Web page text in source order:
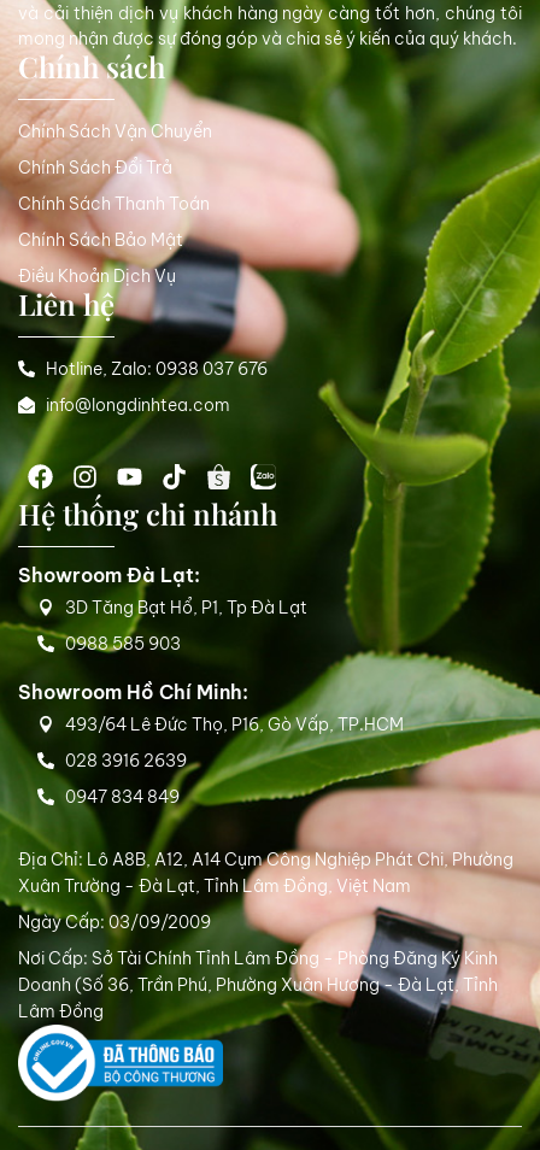
và cải thiện dịch vụ khách hàng ngày càng tốt hơn, chúng tôi
mong nhận được sự đóng góp và chia sẻ ý kiến của quý khách.
Chính sách
Chính Sách Vận Chuyển
Chính Sách Đổi Trả
Chính Sách Thanh Toán
Chính Sách Bảo Mật
Điều Khoản Dịch Vụ
Liên hệ
Hotline, Zalo: 0938 037 676
info@longdinhtea.com
Hệ thống chi nhánh
Showroom Đà Lạt:
3D Tăng Bạt Hổ, P1, Tp Đà Lạt
0988 585 903
Showroom Hồ Chí Minh:
493/64 Lê Đức Thọ, P16, Gò Vấp, TP.HCM
028 3916 2639
0947 834 849
Địa Chỉ: Lô A8B, A12, A14 Cụm Công Nghiệp Phát Chi, Phường
Xuân Trường - Đà Lạt, Tỉnh Lâm Đồng, Việt Nam
Ngày Cấp: 03/09/2009
Nơi Cấp: Sở Tài Chính Tỉnh Lâm Đồng - Phòng Đăng Ký Kinh
Doanh (Số 36, Trần Phú, Phường Xuân Hương - Đà Lạt, Tỉnh
Lâm Đồng